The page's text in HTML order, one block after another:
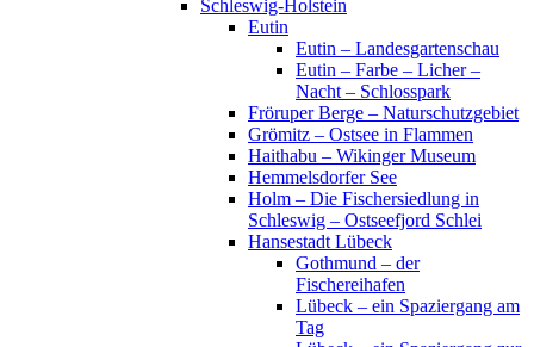
Schleswig-Holstein
Eutin
Eutin – Landesgartenschau
Eutin – Farbe – Licher –
Nacht – Schlosspark
Fröruper Berge – Naturschutzgebiet
Grömitz – Ostsee in Flammen
Haithabu – Wikinger Museum
Hemmelsdorfer See
Holm – Die Fischersiedlung in
Schleswig – Ostseefjord Schlei
Hansestadt Lübeck
Gothmund – der
Fischereihafen
Lübeck – ein Spaziergang am
Tag